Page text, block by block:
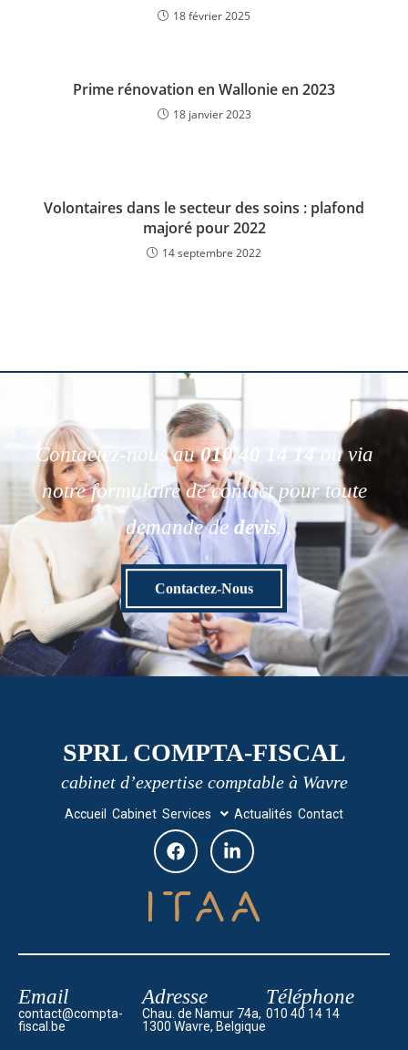
18 février 2025
Prime rénovation en Wallonie en 2023
18 janvier 2023
Volontaires dans le secteur des soins : plafond
majoré pour 2022
14 septembre 2022
Contactez-nous au010 40 14 14
ou via
notre formulaire de contact pour toute
demande de devis.
Contactez-Nous
SPRL COMPTA-FISCAL
cabinet d’expertise comptable à Wavre
Accueil Cabinet Services Actualités Contact
Email
contact@compta-
fiscal.be
Adresse
Chau. de Namur 74a,
1300 Wavre, Belgique
Téléphone
010 40 14 14